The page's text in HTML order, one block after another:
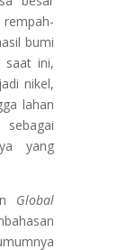
bumi
saat ini,
nikel,
lahan
yang
Global